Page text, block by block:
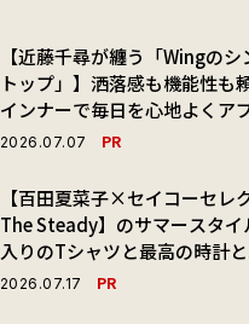
【近藤千尋が纏う「Wingの
トップ」】洒落感も機能性も
インナーで毎日を心地よくア
2026.07.07 PR
【百田夏菜子×セイコーセレ
The Steady】のサマースタイ
入りのTシャツと最高の時計と
2026.07.17 PR